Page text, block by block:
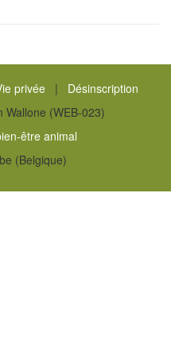
privée| Désinscription
Wallone (WEB-023)
être animal
(Belgique)